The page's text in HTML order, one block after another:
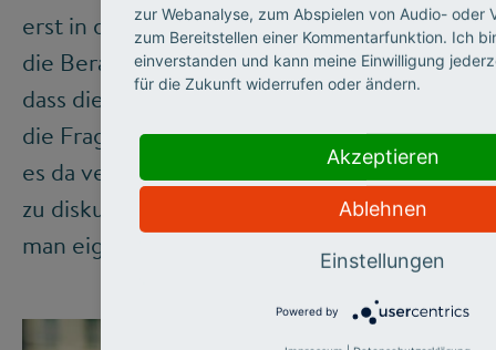
erst in der Krise. Ein Teil des Problems, dass
die Beratung nicht schon diverser ist, ist,
dass die Politik für sich allein beansprucht,
die Fragen zu stellen. Beide Seiten haben
es da versäumt, über die richtigen Fragen
zu diskutieren und somit zu etablieren, was
man eigentlich Wissen muss.
zur Webanalyse, zum Abspielen von Audio- oder
zum Bereitstellen einer Kommentarfunktion. Ich
einverstanden und kann meine Einwilligung
für die Zukunft widerrufen oder ändern.
Akzeptieren
Ablehnen
Einstellungen
Powered by